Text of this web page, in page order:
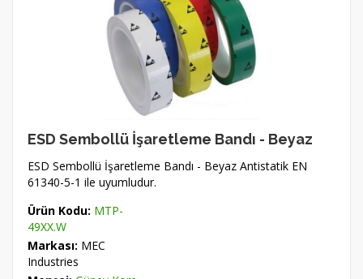
ESD Sembollü İşaretleme Bandı - Beyaz
ESD Sembollü İşaretleme Bandı - Beyaz Antistatik EN
61340-5-1 ile uyumludur.
Ürün Kodu: MTP-
49XX.W
Markası: MEC
Industries